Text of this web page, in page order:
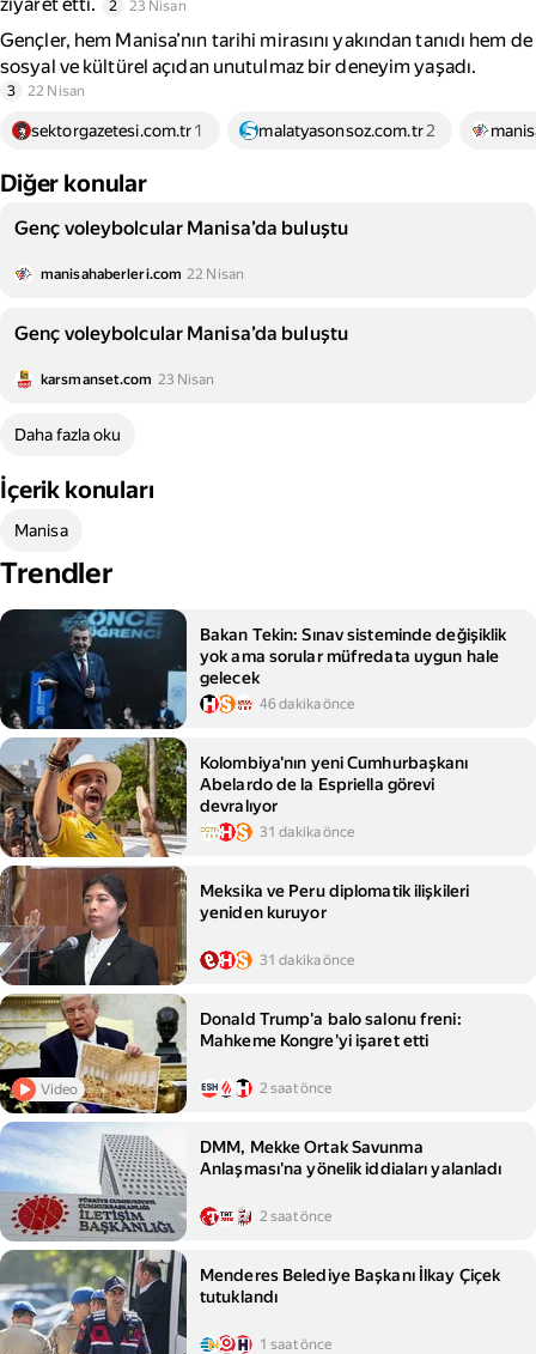
2 23 Nisan
Gençler, hem Manisa’nın tarihi mirasını yakından tanıdı hem de
sosyal ve kültürel açıdan unutulmaz bir deneyim yaşadı.
3 22 Nisan
sektorgazetesi.com.tr1 malatyasonsoz.com.tr 2
Diğer konular
Genç voleybolcular Manisa’da buluştu
manisahaberleri.com 22 Nisan
Genç voleybolcular Manisa’da buluştu
karsmanset.com 23 Nisan
Daha fazla oku
İçerik konuları
Manisa
Trendler
Bakan Tekin: Sınav sisteminde değişiklik
yok ama sorular müfredata uygun hale
gelecek
46 dakika önce
Kolombiya'nın yeni Cumhurbaşkanı
Abelardo de la Espriella görevi
devralıyor
31 dakika önce
Meksika ve Peru diplomatik ilişkileri
yeniden kuruyor
31 dakika önce
Video
Donald Trump'a balo salonu freni:
Mahkeme Kongre'yi işaret etti
2 saat önce
DMM, Mekke Ortak Savunma
Anlaşması'na yönelik iddiaları yalanladı
2 saat önce
Menderes Belediye Başkanı İlkay Çiçek
tutuklandı
1 saat önce